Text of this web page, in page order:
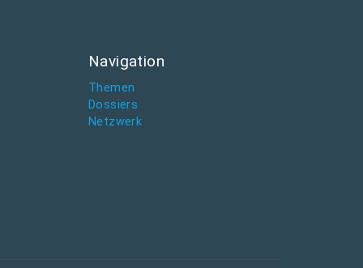
Navigation
Themen
Dossiers
Netzwerk